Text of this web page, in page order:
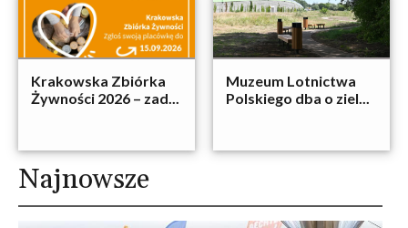
Krakowska Zbiórka
Żywności 2026 – zad...
Muzeum Lotnictwa
Polskiego dba o ziel...
Najnowsze